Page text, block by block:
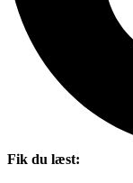
Fik du læst: